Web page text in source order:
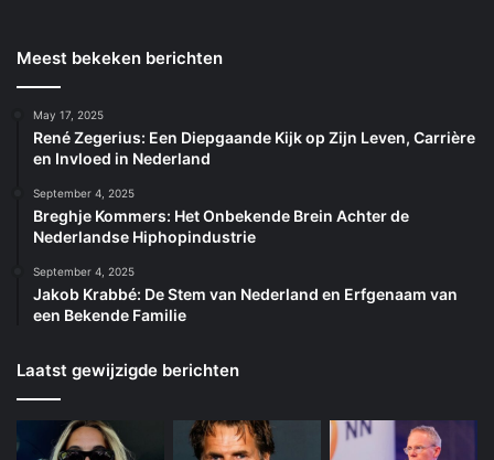
Meest bekeken berichten
May 17, 2025
René Zegerius: Een Diepgaande Kijk op Zijn Leven, Carrière
en Invloed in Nederland
September 4, 2025
Breghje Kommers: Het Onbekende Brein Achter de
Nederlandse Hiphopindustrie
September 4, 2025
Jakob Krabbé: De Stem van Nederland en Erfgenaam van
een Bekende Familie
Laatst gewijzigde berichten